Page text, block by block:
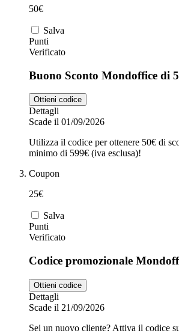
50€
Salva
Punti
Verificato
Buono Sconto Mondoffice di
Ottieni codice
Dettagli
Scade il 01/09/2026
Utilizza il codice per ottenere 50€ di
minimo di 599€ (iva esclusa)!
Coupon
25€
Salva
Punti
Verificato
Codice promozionale
Ottieni codice
Dettagli
Scade il 21/09/2026
Sei un nuovo cliente? Attiva il codice